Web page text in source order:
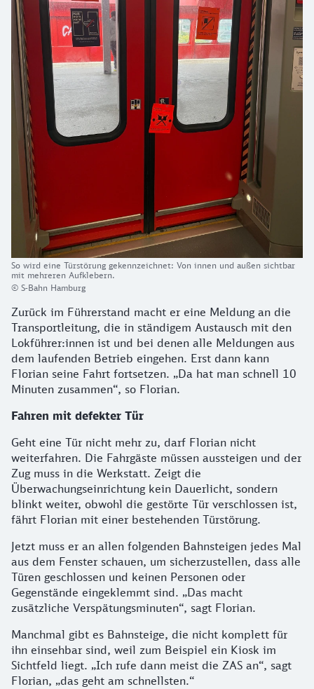
So wird eine Türstörung gekennzeichnet: Von innen und außen sichtbar
mit mehreren Aufklebern.
© S-Bahn Hamburg
Zurück im Führerstand macht er eine Meldung an die
Transportleitung, die in ständigem Austausch mit den
Lokführer:innen ist und bei denen alle Meldungen aus
dem laufenden Betrieb eingehen. Erst dann kann
Florian seine Fahrt fortsetzen. „Da hat man schnell 10
Minuten zusammen“, so Florian.
Fahren mit defekter Tür
Geht eine Tür nicht mehr zu, darf Florian nicht
weiterfahren. Die Fahrgäste müssen aussteigen und der
Zug muss in die Werkstatt. Zeigt die
Überwachungseinrichtung kein Dauerlicht, sondern
blinkt weiter, obwohl die gestörte Tür verschlossen ist,
fährt Florian mit einer bestehenden Türstörung.
Jetzt muss er an allen folgenden Bahnsteigen jedes Mal
aus dem Fenster schauen, um sicherzustellen, dass alle
Türen geschlossen und keinen Personen oder
Gegenstände eingeklemmt sind. „Das macht
zusätzliche Verspätungsminuten“, sagt Florian.
Manchmal gibt es Bahnsteige, die nicht komplett für
ihn einsehbar sind, weil zum Beispiel ein Kiosk im
Sichtfeld liegt. „Ich rufe dann meist die ZAS an“, sagt
Florian, „das geht am schnellsten.“